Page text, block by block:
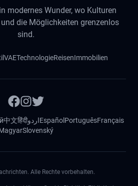
modernes Wunder, wo Kulturen
die Möglichkeiten grenzenlos
sind.
VAETechnologieReisenImmobilien
中文हिंदीاردوEspañol PortuguêsFrançais
Slovenský
Alle Rechte vorbehalten.